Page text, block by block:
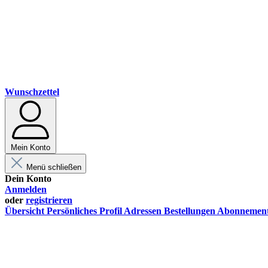
Wunschzettel
Mein Konto
Menü schließen
Dein Konto
Anmelden
oder registrieren
Übersicht Persönliches Profil Adressen Bestellungen